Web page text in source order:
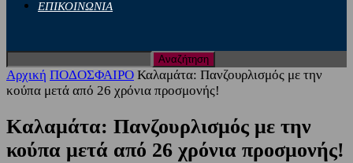
ΕΠΙΚΟΙΝΩΝΙΑ
Αρχική ΠΟΔΟΣΦΑΙΡΟ Καλαμάτα: Πανζουρλισμός με την
κούπα μετά από 26 χρόνια προσμονής!
Καλαμάτα: Πανζουρλισμός με την
κούπα μετά από 26 χρόνια προσμονής!